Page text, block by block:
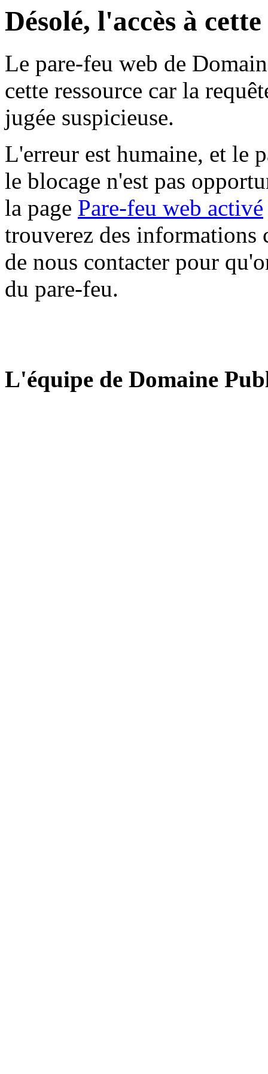
Désolé, l'accès à
Le pare-feu web de
cette ressource car la
jugée suspicieuse.
L'erreur est humaine, et le
le blocage n'est pas
la page Pare-feu web activé
trouverez des informations
de nous contacter pour
du pare-feu.
L'équipe de Domaine